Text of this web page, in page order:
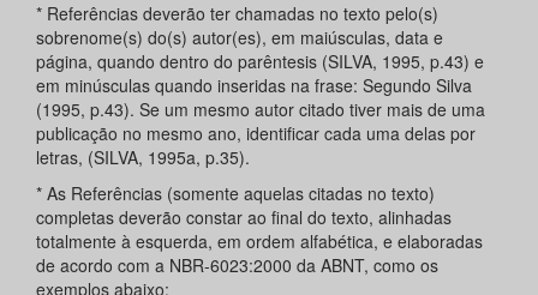
* Referências deverão ter chamadas no texto pelo(s)
sobrenome(s) do(s) autor(es), em maiúsculas, data e
página, quando dentro do parêntesis (SILVA, 1995, p.43) e
em minúsculas quando inseridas na frase: Segundo Silva
(1995, p.43). Se um mesmo autor citado tiver mais de uma
publicação no mesmo ano, identificar cada uma delas por
letras, (SILVA, 1995a, p.35).
* As Referências (somente aquelas citadas no texto)
completas deverão constar ao final do texto, alinhadas
totalmente à esquerda, em ordem alfabética, e elaboradas
de acordo com a NBR-6023:2000 da ABNT, como os
exemplos abaixo: